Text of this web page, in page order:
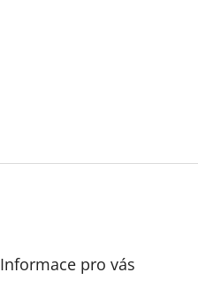
Informace pro vás